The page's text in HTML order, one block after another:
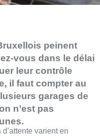
peinent
vous dans le délai
leur contrôle
il faut compter au
garages de
n’est pas
varient en